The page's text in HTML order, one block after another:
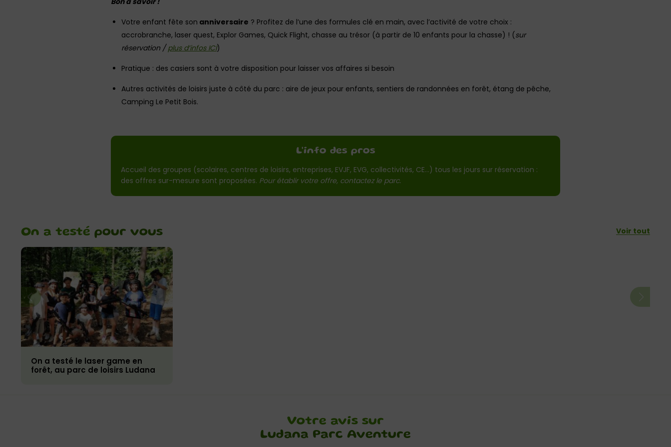
Votre enfant fête son anniversaire ? Profitez de l’une des formules clé en main, avec l’activité de votre choix :
accrobranche, laser quest, Explor Games, Quick Flight, chasse au trésor (à partir de 10 enfants pour la chasse) ! (sur
réservation / plus d’infos ICI)
Pratique : des casiers sont à votre disposition pour laisser vos affaires si besoin
Autres activités de loisirs juste à côté du parc : aire de jeux pour enfants, sentiers de randonnées en forêt, étang de pêche,
Camping Le Petit Bois.
L'info des pros
Accueil des groupes (scolaires, centres de loisirs, entreprises, EVJF, EVG, collectivités, CE…) tous les jours sur réservation :
des offres sur-mesure sont proposées. Pour établir votre offre, contactez le parc.
On a testé pour vous Voir tout
On a testé le laser game en
forêt, au parc de loisirs Ludana
Votre avis sur
Ludana Parc Aventure